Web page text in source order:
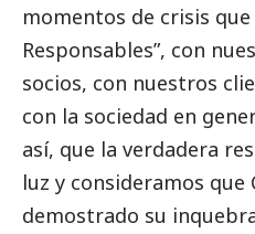
momentos de crisis que
Responsables”, con
socios, con nuestros
con la sociedad en
así, que la verdadera
luz y consideramos que
demostrado su